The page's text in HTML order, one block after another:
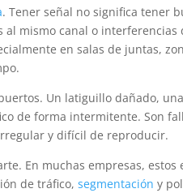
. Tener señal no significa tener
mismo canal o
en salas de juntas,
Un latiguillo dañado,
de forma intermitente. Son
y difícil de reproducir.
En muchas empresas,
de tráfico,segmentación y